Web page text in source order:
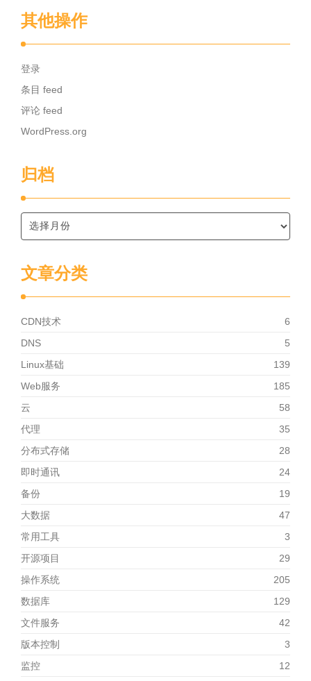
其他操作
登录
条目 feed
评论 feed
WordPress.org
归档
文章分类
CDN技术
6
DNS
5
Linux基础
139
Web服务
185
云
58
代理
35
分布式存储
28
即时通讯
24
备份
19
大数据
47
常用工具
3
开源项目
29
操作系统
205
数据库
129
文件服务
42
版本控制
3
监控
12